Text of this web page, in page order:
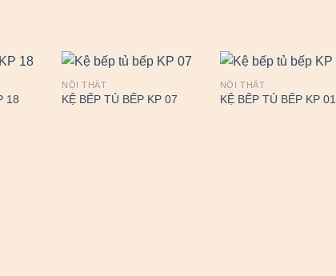
18
NỘI THẤT
KỆ BẾP TỦ BẾP KP 07
NỘI THẤT
KỆ BẾP TỦ BẾP KP 01